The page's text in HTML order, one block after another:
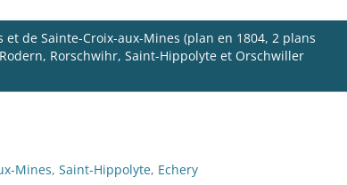
de Sainte-Croix-aux-Mines (plan en 1804, 2 plans
Rorschwihr, Saint-Hippolyte et Orschwiller
Mines, Saint-Hippolyte, Echery